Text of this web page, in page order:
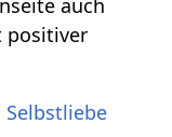
auch
positiver
Selbstliebe